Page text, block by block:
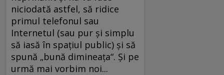
niciodată astfel, să ridice
primul telefonul sau
Internetul (sau pur şi simplu
să iasă în spaţiul public) şi să
spună „bună dimineaţa“. Şi pe
urmă mai vorbim noi...